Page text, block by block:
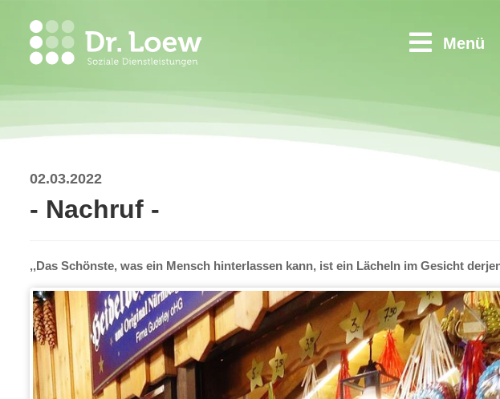
Menü
02.03.2022
- Nachruf -
,,Das Schönste, was ein Mensch hinterlassen kann, ist ein Lächeln im Gesicht